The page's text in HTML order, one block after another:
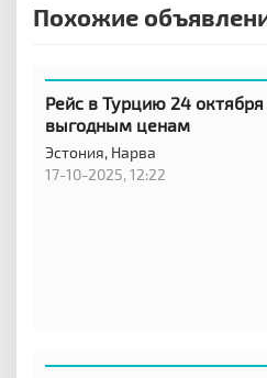
Похожие
Рейс в Турцию 24 октября
выгодным ценам
Эстония, Нарва
17-10-2025, 12:22